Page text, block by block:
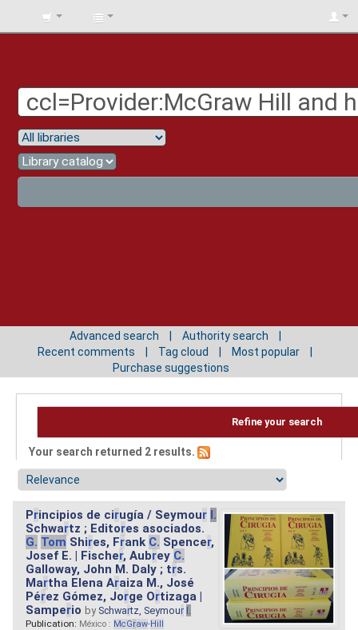
BIBLIOTECA
Advanced search
Authority search
Recent comments
Tag cloud
Most popular
Purchase suggestions
Refine your search
Your search returned 2 results.
Principios de cirugía / Seymour I.
Schwartz ; Editores asociados.
G. Tom Shires, Frank C. Spencer,
Josef E. | Fischer, Aubrey C.
Galloway, John M. Daly ; trs.
Martha Elena Araiza M., José
Pérez Gómez, Jorge Ortizaga |
Samperio by Schwartz, Seymour I.
Publication: México : McGraw-Hill